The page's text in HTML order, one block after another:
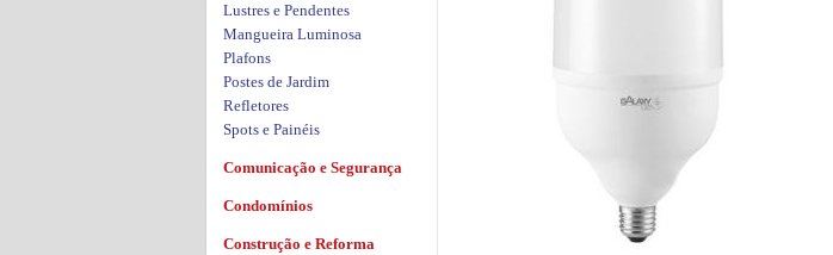
Lustres e Pendentes
Mangueira Luminosa
Plafons
Postes de Jardim
Refletores
Spots e Painéis
Comunicação e Segurança
Condomínios
Construção e Reforma